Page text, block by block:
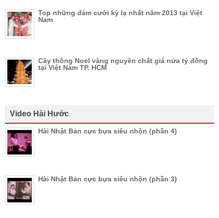
Top những đám cưới kỳ lạ nhất năm 2013 tại Việt
Nam
Cây thông Noel vàng nguyên chất giá nửa tỷ đồng
tại Việt Nam TP. HCM
Video Hài Hước
Hài Nhật Bản cực bựa siêu nhộn (phần 4)
Hài Nhật Bản cực bựa siêu nhộn (phần 3)